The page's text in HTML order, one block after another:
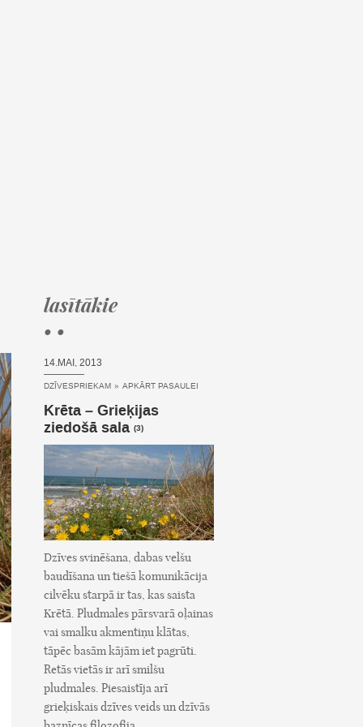
lasītākie
• •
14.MAI, 2013
DZĪVESPRIEKAM » APKĀRT PASAULEI
Krēta – Grieķijas
ziedošā sala (3)
Dzīves svinēšana, dabas velšu
baudīšana un tiešā komunikācija
cilvēku starpā ir tas, kas saista
Krētā. Pludmales pārsvarā oļainas
vai smalku akmentiņu klātas,
tāpēc basām kājām iet pagrūti.
Retās vietās ir arī smilšu
pludmales. Piesaistīja arī
grieķiskais dzīves veids un dzīvās